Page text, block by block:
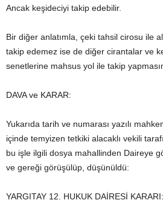
Ancak keşideciyi takip edebilir.
Bir diğer anlatımla, çeki tahsil cirosu ile
takip edemez ise de diğer cirantalar ve
senetlerine mahsus yol ile takip
DAVA ve KARAR:
Yukarıda tarih ve numarası yazılı
içinde temyizen tetkiki alacaklı vekili
bu işle ilgili dosya mahallinden Daireye
ve gereği görüşülüp, düşünüldü:
YARGITAY 12. HUKUK DAİRESİ KARARI: